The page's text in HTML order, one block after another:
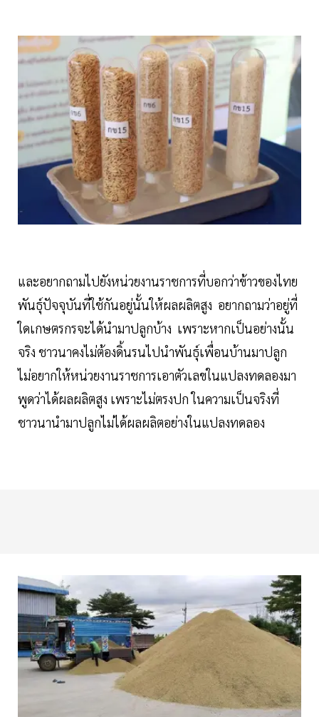
และอยากถามไปยังหน่วยงานราชการที่บอกว่าข้าวของไทย
พันธุ์ปัจจุบันที่ใช้กันอยู่นั้นให้ผลผลิตสูง อยากถามว่าอยู่ที่
ใดเกษตรกรจะได้นำมาปลูกบ้าง เพราะหากเป็นอย่างนั้น
จริง ชาวนาคงไม่ต้องดิ้นรนไปนำพันธุ์เพื่อนบ้านมาปลูก
ไม่อยากให้หน่วยงานราชการเอาตัวเลขในแปลงทดลองมา
พูดว่าได้ผลผลิตสูง เพราะไม่ตรงปก ในความเป็นจริงที่
ชาวนานำมาปลูกไม่ได้ผลผลิตอย่างในแปลงทดลอง